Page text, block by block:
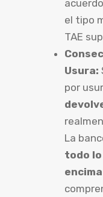
el tipo
TAE
Usura:
por
La
todo